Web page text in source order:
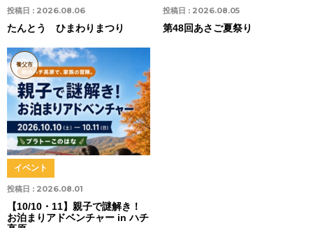
投稿日 : 2026.08.06
たんとう ひまわりまつり
投稿日 : 2026.08.05
第48回あさご夏祭り
養父市
投稿日 : 2026.08.01
イベント
【10/10・11】親子で謎解き！
お泊まりアドベンチャー in ハチ